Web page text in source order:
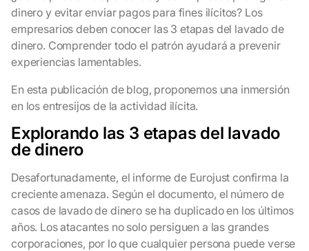
dinero y evitar enviar pagos para fines ilícitos? Los
empresarios deben conocer las 3 etapas del lavado de
dinero. Comprender todo el patrón ayudará a prevenir
experiencias lamentables.
En esta publicación de blog, proponemos una inmersión
en los entresijos de la actividad ilícita.
Explorando las 3 etapas del lavado
de dinero
Desafortunadamente, el informe de Eurojust confirma la
creciente amenaza. Según el documento, el número de
casos de lavado de dinero se ha duplicado en los últimos
años. Los atacantes no solo persiguen a las grandes
corporaciones, por lo que cualquier persona puede verse